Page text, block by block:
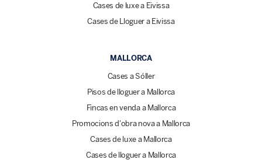
Cases de luxe a Eivissa
Cases de Lloguer a Eivissa
MALLORCA
Cases a Sóller
Pisos de lloguer a Mallorca
Fincas en venda a Mallorca
Promocions d'obra nova a Mallorca
Cases de luxe a Mallorca
Cases de lloguer a Mallorca